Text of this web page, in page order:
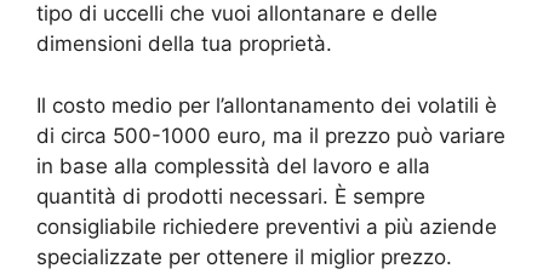
tipo di uccelli che vuoi allontanare e delle
dimensioni della tua proprietà.
Il costo medio per l’allontanamento dei volatili è
di circa 500-1000 euro, ma il prezzo può variare
in base alla complessità del lavoro e alla
quantità di prodotti necessari. È sempre
consigliabile richiedere preventivi a più aziende
specializzate per ottenere il miglior prezzo.